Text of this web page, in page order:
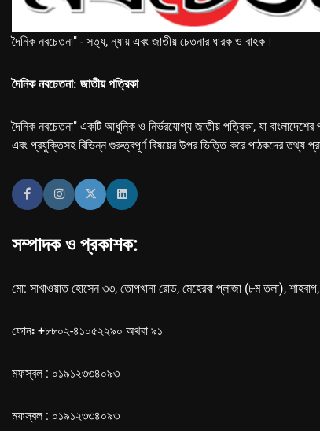
দৈনিক নবচেতনা" - সত্য, ন্যায় এবং জাতীয় চেতনার ধারক ও বাহক।
দৈনিক নবচেতনা: জাতীয় পত্রিকা
দৈনিক নবচেতনা" একটি আধুনিক ও নির্ভরযোগ্য জাতীয় পত্রিকা, যা
এবং প্রযুক্তিসহ বিভিন্ন গুরুত্বপূর্ণ বিষয়ের উপর ভিত্তি করে পাঠকদের তথ্য
সম্পাদক ও প্রকাশক:
মো: সাখাওয়াত হোসেন ৩৩, তোপখানা রোড, মেহেরবা প্লাজা (৮ম তলা),
ফোনঃ +৮৮০২-৪১০৫২২৯০ অথবা ৯১
মফস্বল : ০১৯১২৩৩৪০৯৩
মফস্বল : ০১৯১২৩৩৪০৯৩